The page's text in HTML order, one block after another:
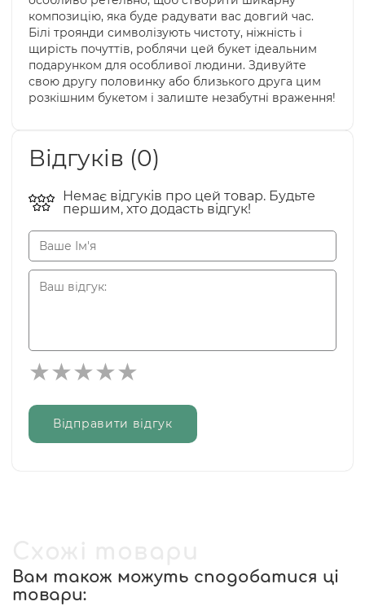
композицію, яка буде радувати вас довгий час.
Білі троянди символізують чистоту, ніжність і
щирість почуттів, роблячи цей букет ідеальним
подарунком для особливої людини. Здивуйте
свою другу половинку або близького друга цим
розкішним букетом і залиште незабутні враження!
Відгуків (0)
Немає відгуків про цей товар. Будьте
першим, хто додасть відгук!
Відправити відгук
Вам також можуть сподобатися ці
товари: